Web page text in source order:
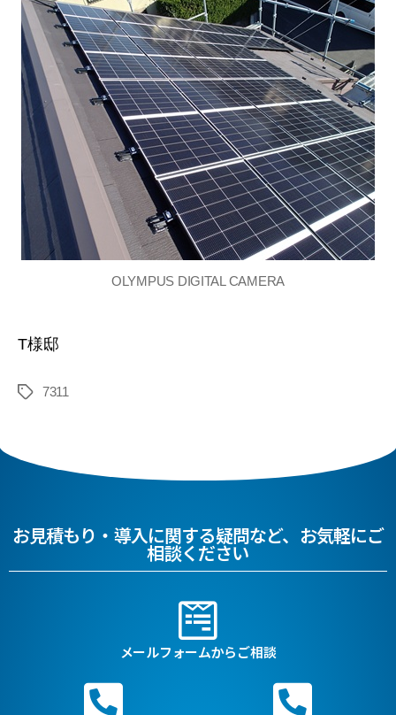
OLYMPUS DIGITAL CAMERA
T様邸
7311
お見積もり・導入に関する疑問など、お気軽にご
相談ください
メールフォームからご相談